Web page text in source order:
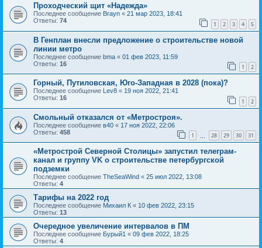
Проходческий щит «Надежда»
Последнее сообщение Brayn « 21 мар 2023, 18:41
Ответы: 74 1 2 3 4 5
В Генплан внесли предложение о строительстве новой
линии метро
Последнее сообщение bma « 01 фев 2023, 11:59
Ответы: 16 1 2
Горный, Путиловская, Юго-Западная в 2028 (пока)?
Последнее сообщение Lev8 « 19 ноя 2022, 21:41
Ответы: 16 1 2
Смольный отказался от «Метростроя».
Последнее сообщение в40 « 17 ноя 2022, 22:06
Ответы: 458 1 28 29 30 31
«Метрострой Северной Столицы» запустил телеграм-
канал и группу VK о строительстве петербургской
подземки
Последнее сообщение TheSeaWind « 25 июл 2022, 13:08
Ответы: 4
Тарифы на 2022 год
Последнее сообщение Михаил К « 10 фев 2022, 23:15
Ответы: 13
Очередное увеличение интервалов в ПМ
Последнее сообщение Бурый1 « 09 фев 2022, 18:25
Ответы: 4